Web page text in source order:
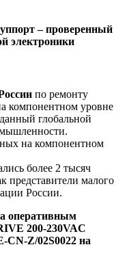
– проверенный
электроники
по ремонту
компонентном уровне
глобальной
на компонентном
более 2 тысяч
представители малого
России.
оперативным
200-230VAC
CN-Z/02S0022 на